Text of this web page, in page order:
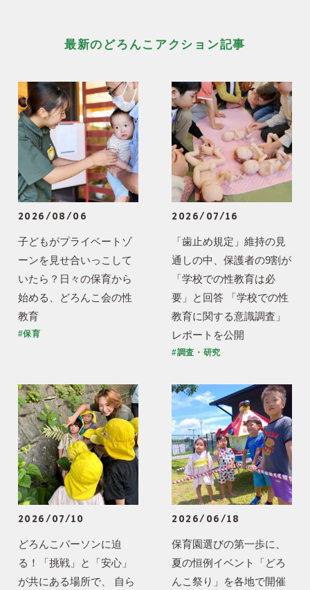
最新のどろんこアクション記事
2026/08/06
子どもがプライベートゾ
ーンを見せ合いっこして
いたら？日々の保育から
始める、どろんこ会の性
教育
#保育
2026/07/16
「歯止め規定」維持の見
通しの中、保護者の9割が
「学校での性教育は必
要」と回答 「学校での性
教育に関する意識調査」
レポートを公開
#調査・研究
2026/07/10
どろんこパーソンに迫
る！「挑戦」と「安心」
が共にある場所で、 自ら
2026/06/18
保育園選びの第一歩に、
夏の恒例イベント「どろ
んこ祭り」を各地で開催